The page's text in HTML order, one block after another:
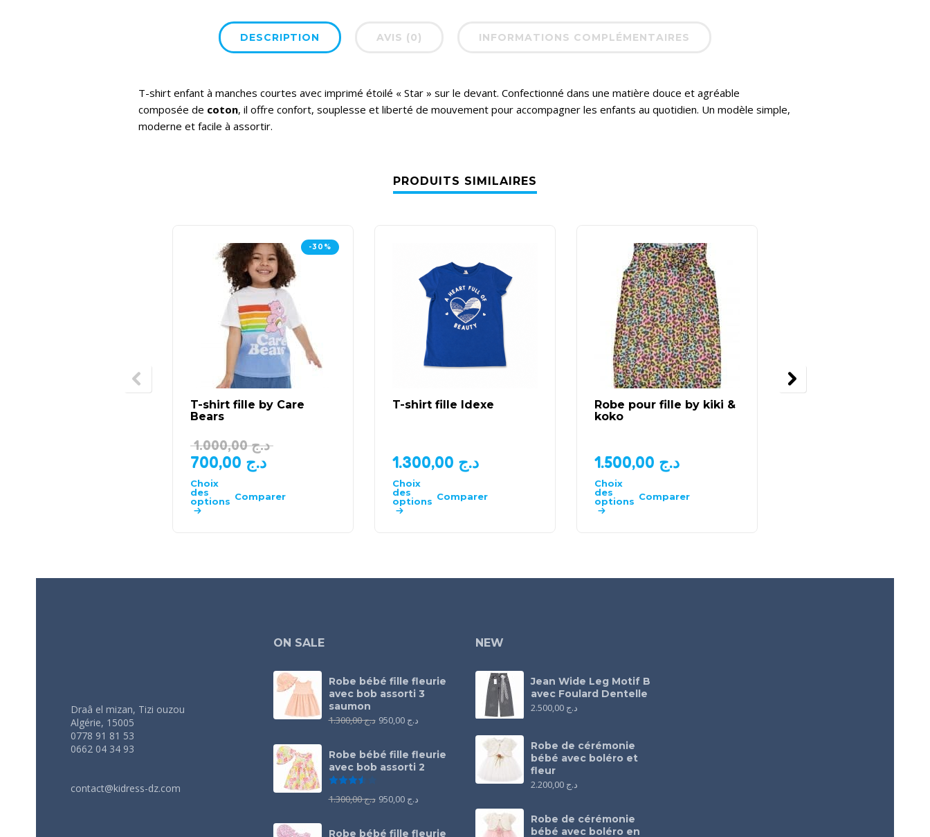
DESCRIPTION AVIS (0) INFORMATIONS COMPLÉMENTAIRES
T-shirt enfant à manches courtes avec imprimé étoilé « Star » sur le devant. Confectionné dans une matière douce et agréable
composée de coton, il offre confort, souplesse et liberté de mouvement pour accompagner les enfants au quotidien. Un modèle simple,
moderne et facile à assortir.
PRODUITS SIMILAIRES
-30%
T-shirt fille by Care
Bears
د.ج1.000,00
د.ج
Choix
des
options Comparer
T-shirt fille Idexe
د.ج
Choix
des
options Comparer
Robe pour fille by kiki &
koko
د.ج
Choix
des
options Comparer
Draâ el mizan, Tizi ouzou
Algérie, 15005
0778 91 81 53
0662 04 34 93
contact@kidress-dz.com
ON SALE
Robe bébé fille fleurie
avec bob assorti 3
saumon
د.ج1.300,00 د.ج 950,00
Robe bébé fille fleurie
avec bob assorti 2
د.ج1.300,00 د.ج 950,00
Robe bébé fille fleurie
NEW
Jean Wide Leg Motif B
avec Foulard Dentelle
د.ج
Robe de cérémonie
bébé avec boléro et
fleur
د.ج
Robe de cérémonie
bébé avec boléro en